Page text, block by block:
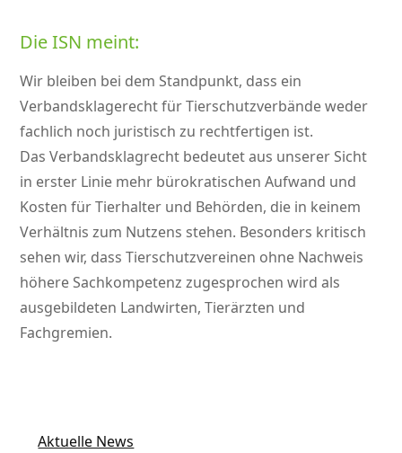
Die ISN meint:
Wir bleiben bei dem Standpunkt, dass ein
Verbandsklagerecht für Tierschutzverbände weder
fachlich noch juristisch zu rechtfertigen ist.
Das Verbandsklagrecht bedeutet aus unserer Sicht
in erster Linie mehr bürokratischen Aufwand und
Kosten für Tierhalter und Behörden, die in keinem
Verhältnis zum Nutzens stehen. Besonders kritisch
sehen wir, dass Tierschutzvereinen ohne Nachweis
höhere Sachkompetenz zugesprochen wird als
ausgebildeten Landwirten, Tierärzten und
Fachgremien.
Aktuelle News